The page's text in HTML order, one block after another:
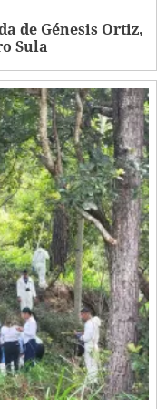
de Génesis Ortiz,
Sula